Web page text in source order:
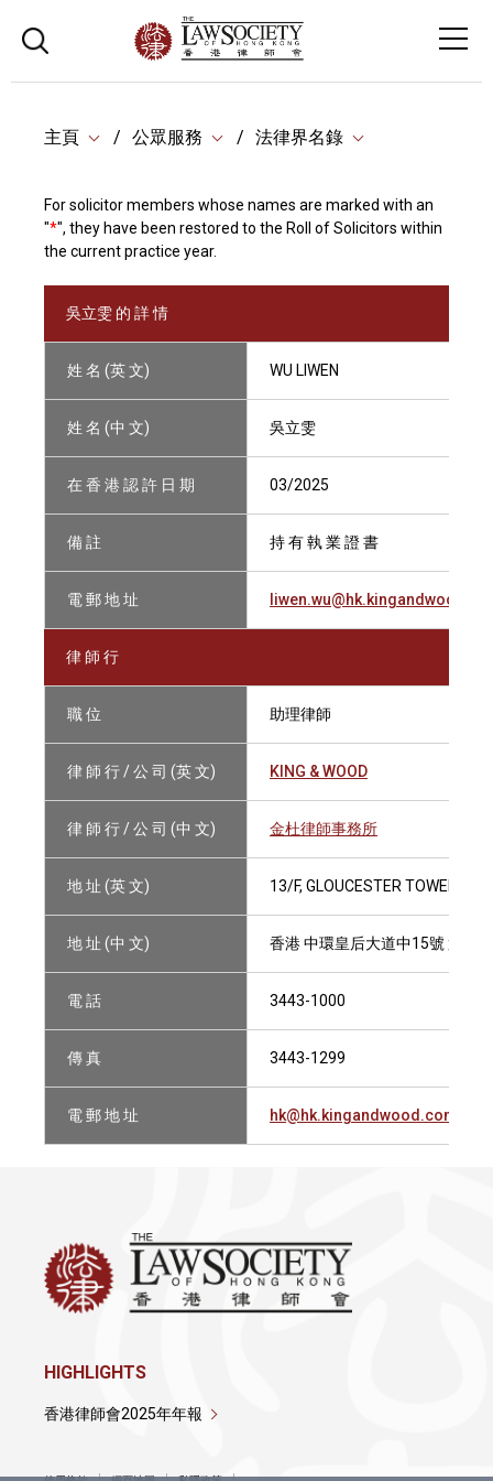
主頁 公眾服務 法律界名錄
For solicitor members whose names are marked with an
"*", they have been restored to the Roll of Solicitors within
the current practice year.
吳立雯 的 詳 情
姓 名 (英 文) WU LIWEN
姓 名 (中 文) 吳立雯
在 香 港 認 許 日 期 03/2025
備 註 持 有 執 業 證 書
電 郵 地 址
律 師 行
職 位 助理律師
律 師 行 / 公 司 (英 文) KING & WOOD
律 師 行 / 公 司 (中 文) 金杜律師事務所
地 址 (英 文) 13/F, GLOUCESTER TOWER,
地 址 (中 文) 香港 中環皇后大道中15號 置地
電 話 3443-1000
傳 真 3443-1299
電 郵 地 址 hk@hk.kingandwood.com
HIGHLIGHTS
香港律師會2025年年報